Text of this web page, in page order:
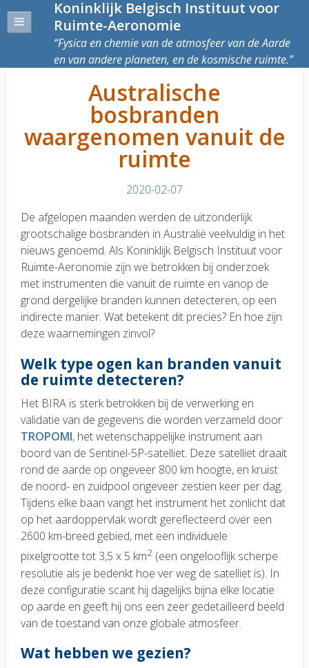
Koninklijk Belgisch Instituut voor
Ruimte-Aeronomie
Fysica en chemie van de atmosfeer van de Aarde
en van andere planeten, en de kosmische ruimte.
Australische
bosbranden
waargenomen vanuit de
ruimte
2020-02-07
De afgelopen maanden werden de uitzonderlijk
grootschalige bosbranden in Australië veelvuldig in het
nieuws genoemd. Als Koninklijk Belgisch Instituut voor
Ruimte-Aeronomie zijn we betrokken bij onderzoek
met instrumenten die vanuit de ruimte en vanop de
grond dergelijke branden kunnen detecteren, op een
indirecte manier. Wat betekent dit precies? En hoe zijn
deze waarnemingen zinvol?
Welk type ogen kan branden vanuit
de ruimte detecteren?
Het BIRA is sterk betrokken bij de verwerking en
validatie van de gegevens die worden verzameld door
TROPOMI, het wetenschappelijke instrument aan
boord van de Sentinel-5P-satelliet. Deze satelliet draait
rond de aarde op ongeveer 800 km hoogte, en kruist
de noord- en zuidpool ongeveer zestien keer per dag.
Tijdens elke baan vangt het instrument het zonlicht dat
op het aardoppervlak wordt gereflecteerd over een
2600 km-breed gebied, met een individuele
pixelgrootte tot 3,5 x 5 km2 (een ongelooflijk scherpe
resolutie als je bedenkt hoe ver weg de satelliet is). In
deze configuratie scant hij dagelijks bijna elke locatie
op aarde en geeft hij ons een zeer gedetailleerd beeld
van de toestand van onze globale atmosfeer.
Wat hebben we gezien?